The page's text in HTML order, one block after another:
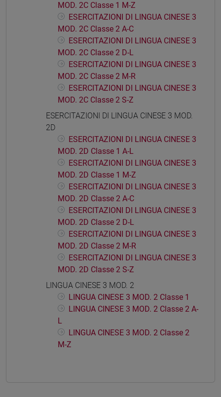
MOD. 2C Classe 1 M-Z
ESERCITAZIONI DI LINGUA CINESE 3
MOD. 2C Classe 2 A-C
ESERCITAZIONI DI LINGUA CINESE 3
MOD. 2C Classe 2 D-L
ESERCITAZIONI DI LINGUA CINESE 3
MOD. 2C Classe 2 M-R
ESERCITAZIONI DI LINGUA CINESE 3
MOD. 2C Classe 2 S-Z
ESERCITAZIONI DI LINGUA CINESE 3 MOD.
2D
ESERCITAZIONI DI LINGUA CINESE 3
MOD. 2D Classe 1 A-L
ESERCITAZIONI DI LINGUA CINESE 3
MOD. 2D Classe 1 M-Z
ESERCITAZIONI DI LINGUA CINESE 3
MOD. 2D Classe 2 A-C
ESERCITAZIONI DI LINGUA CINESE 3
MOD. 2D Classe 2 D-L
ESERCITAZIONI DI LINGUA CINESE 3
MOD. 2D Classe 2 M-R
ESERCITAZIONI DI LINGUA CINESE 3
MOD. 2D Classe 2 S-Z
LINGUA CINESE 3 MOD. 2
LINGUA CINESE 3 MOD. 2 Classe 1
LINGUA CINESE 3 MOD. 2 Classe 2 A-
L
LINGUA CINESE 3 MOD. 2 Classe 2
M-Z